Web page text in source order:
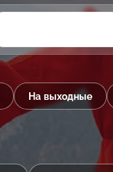
На выходные